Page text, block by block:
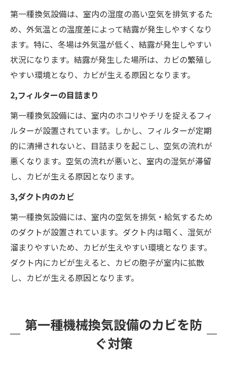
第一種換気設備は、室内の湿度の高い空気を排気するた
め、外気温との温度差によって結露が発生しやすくなり
ます。特に、冬場は外気温が低く、結露が発生しやすい
状況になります。結露が発生した場所は、カビの繁殖し
やすい環境となり、カビが生える原因となります。
2,フィルターの目詰まり
第一種換気設備には、室内のホコリやチリを捉えるフィ
ルターが設置されています。しかし、フィルターが定期
的に清掃されないと、目詰まりを起こし、空気の流れが
悪くなります。空気の流れが悪いと、室内の湿気が滞留
し、カビが生える原因となります。
3,ダクト内のカビ
第一種換気設備には、室内の空気を排気・給気するため
のダクトが設置されています。ダクト内は暗く、湿気が
溜まりやすいため、カビが生えやすい環境となります。
ダクト内にカビが生えると、カビの胞子が室内に拡散
し、カビが生える原因となります。
第一種機械換気設備のカビを防
ぐ対策